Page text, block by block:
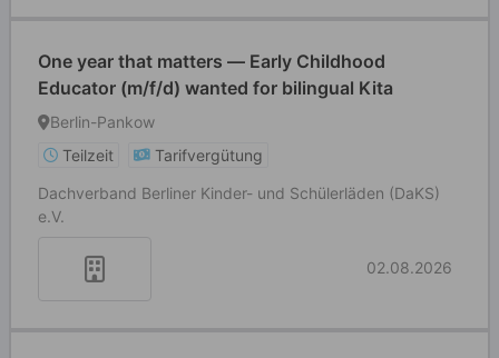
One year that matters — Early Childhood
Educator (m/f/d) wanted for bilingual Kita
Berlin-Pankow
Teilzeit
Tarifvergütung
Dachverband Berliner Kinder- und Schülerläden (DaKS)
e.V.
02.08.2026